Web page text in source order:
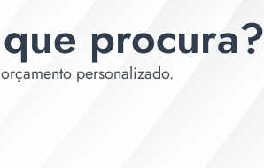
procura?
personalizado.